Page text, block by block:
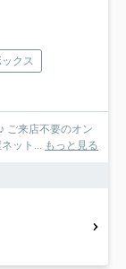
クス
ご来店不要のオン
ット... もっと見る